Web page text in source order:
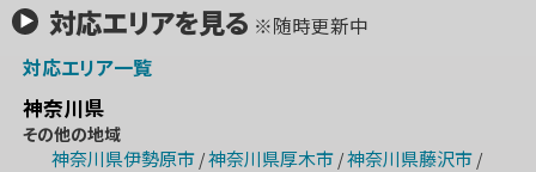
対応エリアを見る ※随時更新中
対応エリア一覧
神奈川県
その他の地域
神奈川県伊勢原市/神奈川県厚木市/神奈川県藤沢市/